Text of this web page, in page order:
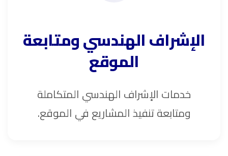
الإشراف الهندسي ومتابعة
الموقع
خدمات الإشراف الهندسي المتكاملة
ومتابعة تنفيذ المشاريع في الموقع.